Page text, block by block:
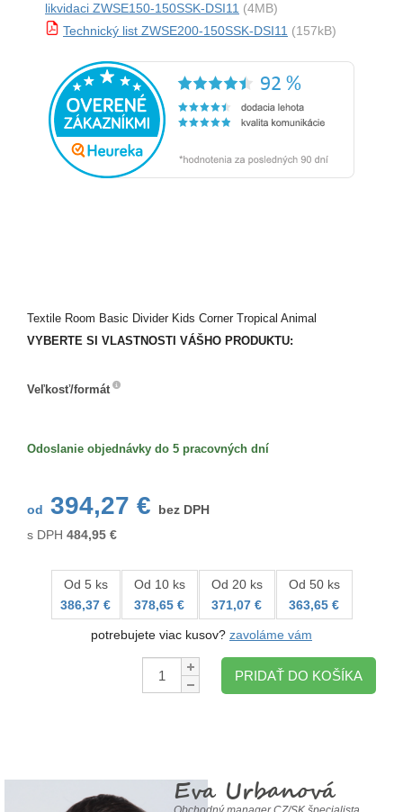
likvidaci ZWSE150-150SSK-DSI11 (4MB)
Technický list ZWSE200-150SSK-DSI11 (157kB)
Textile Room Basic Divider Kids Corner Tropical Animal
VYBERTE SI VLASTNOSTI VÁŠHO PRODUKTU:
Veľkosť/formát
Odoslanie objednávky do 5 pracovných dní
od 394,27 €
bez DPH
s DPH 484,95 €
Od 5 ks
386,37 €
Od 10 ks
378,65 €
Od 20 ks
371,07 €
Od 50 ks
363,65 €
potrebujete viac kusov? zavoláme vám
Množstvo:
PRIDAŤ DO KOŠÍKA
Eva Urbanová